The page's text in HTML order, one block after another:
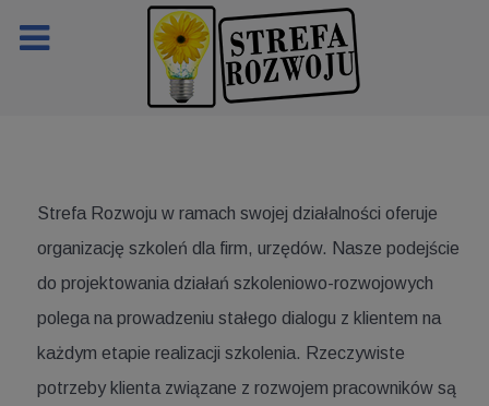
Strefa Rozwoju w ramach swojej działalności oferuje
organizację szkoleń dla firm, urzędów. Nasze podejście
do projektowania działań szkoleniowo-rozwojowych
polega na prowadzeniu stałego dialogu z klientem na
każdym etapie realizacji szkolenia. Rzeczywiste
potrzeby klienta związane z rozwojem pracowników są